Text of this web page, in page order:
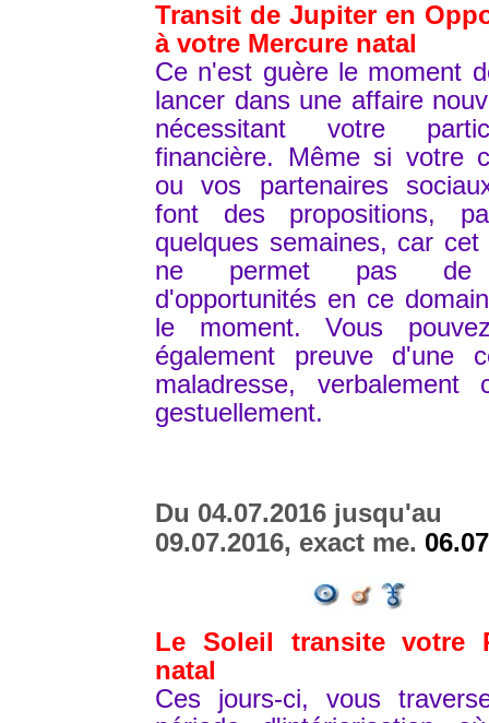
Transit de Jupiter en
à votre Mercure natal
Ce n'est guère le moment
lancer dans une affaire
nécessitant votre
financière. Même si votre
ou vos partenaires
font des propositions,
quelques semaines, car cet
ne permet pas de
d'opportunités en ce
le moment. Vous
également preuve d'une
maladresse, verbalement
gestuellement.
Du 04.07.2016 jusqu'au
09.07.2016, exact me.
Le Soleil transite votre
natal
Ces jours-ci, vous